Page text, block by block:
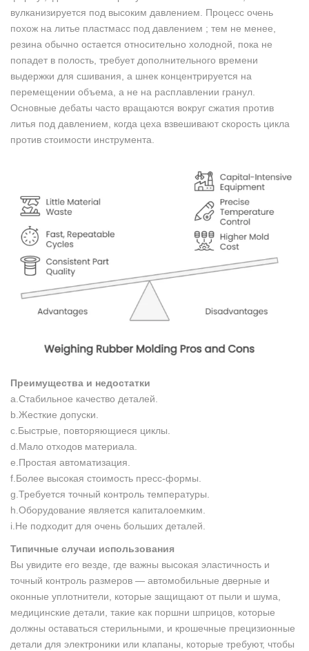
вулканизируется под высоким давлением. Процесс очень
похож на литье пластмасс под давлением ; тем не менее,
резина обычно остается относительно холодной, пока не
попадет в полость, требует дополнительного времени
выдержки для сшивания, а шнек концентрируется на
перемещении объема, а не на расплавлении гранул.
Основные дебаты часто вращаются вокруг сжатия против
литья под давлением, когда цеха взвешивают скорость цикла
против стоимости инструмента.
Преимущества и недостатки
a.Стабильное качество деталей.
b.Жесткие допуски.
c.Быстрые, повторяющиеся циклы.
d.Мало отходов материала.
e.Простая автоматизация.
f.Более высокая стоимость пресс-формы.
g.Требуется точный контроль температуры.
h.Оборудование является капиталоемким.
i.Не подходит для очень больших деталей.
Типичные случаи использования
Вы увидите его везде, где важны высокая эластичность и
точный контроль размеров — автомобильные дверные и
оконные уплотнители, которые защищают от пыли и шума,
медицинские детали, такие как поршни шприцов, которые
должны оставаться стерильными, и крошечные прецизионные
детали для электроники или клапаны, которые требуют, чтобы